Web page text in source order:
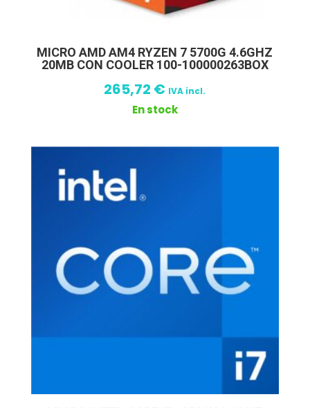
MICRO AMD AM4 RYZEN 7 5700G 4.6GHZ
20MB CON COOLER 100-100000263BOX
265,72 € IVA incl.
En stock